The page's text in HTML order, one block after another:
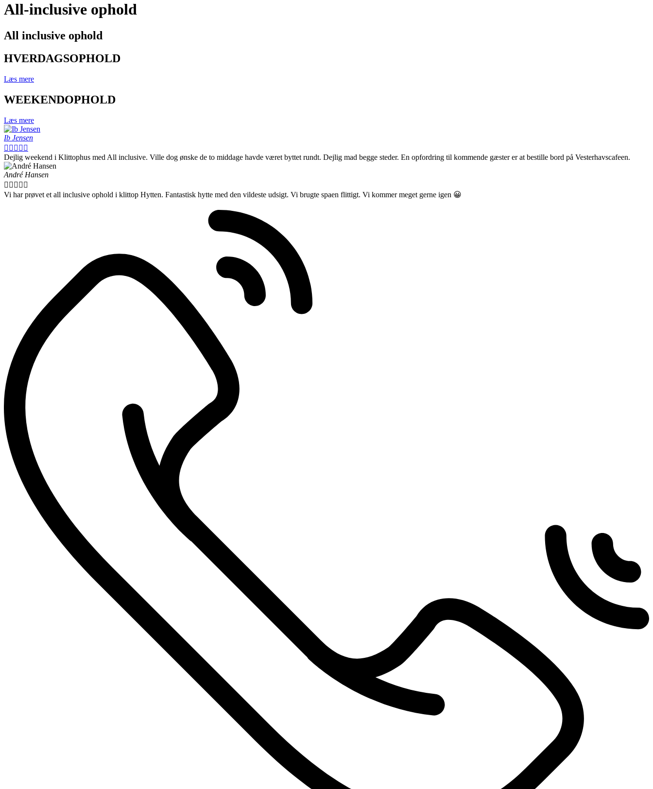
All-inclusive ophold
All inclusive ophold
HVERDAGSOPHOLD
Læs mere
WEEKENDOPHOLD
Læs mere
Ib Jensen
    
Dejlig weekend i Klittophus med All inclusive. Ville dog ønske de to middage havde været byttet rundt. Dejlig mad begge steder. En opfordring til kommende gæster er at bestille bord på Vesterhavscafeen.
André Hansen
    
Vi har prøvet et all inclusive ophold i klittop Hytten. Fantastisk hytte med den vildeste udsigt. Vi brugte spaen flittigt. Vi kommer meget gerne igen 😀